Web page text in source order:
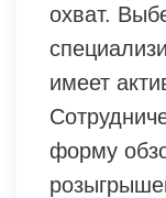
охват.
имеет
форму